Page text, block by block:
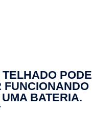
TELHADO PODE
FUNCIONANDO
BATERIA.